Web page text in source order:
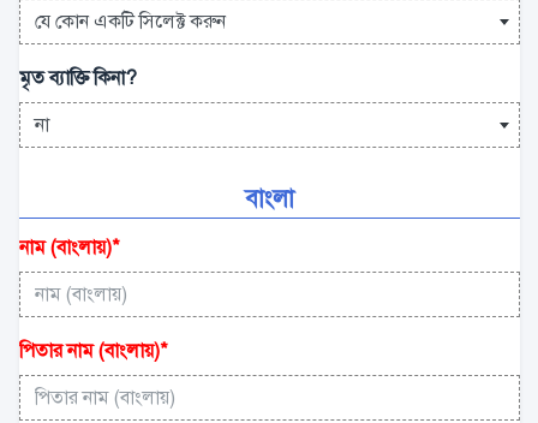
যে কোন একটি সিলেক্ট করুন
মৃত ব্যাক্তি কিনা?
না
বাংলা
নাম (বাংলায়)*
পিতার নাম (বাংলায়)*